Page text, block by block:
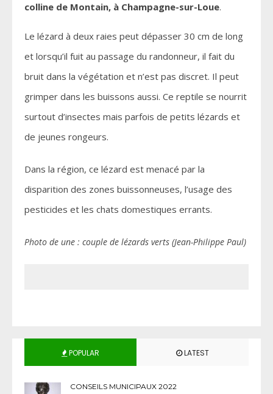
colline de Montain, à Champagne-sur-Loue.
Le lézard à deux raies peut dépasser 30 cm de long
et lorsqu’il fuit au passage du randonneur, il fait du
bruit dans la végétation et n’est pas discret. Il peut
grimper dans les buissons aussi. Ce reptile se nourrit
surtout d’insectes mais parfois de petits lézards et
de jeunes rongeurs.
Dans la région, ce lézard est menacé par la
disparition des zones buissonneuses, l’usage des
pesticides et les chats domestiques errants.
Photo de une : couple de lézards verts (Jean-Philippe Paul)
POPULAR LATEST
CONSEILS MUNICIPAUX 2022